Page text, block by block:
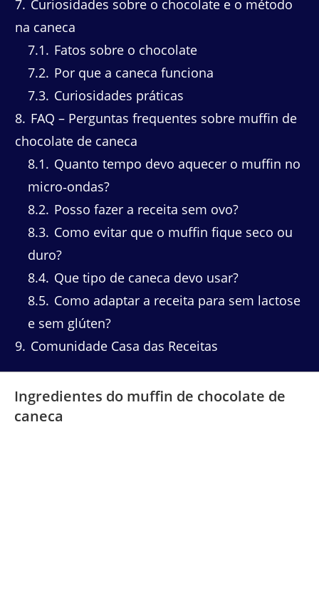
7 Curiosidades sobre o chocolate e o método
na caneca
7.1
Fatos sobre o chocolate
7.2 Por que a caneca funciona
7.3 Curiosidades práticas
8 FAQ – Perguntas frequentes sobre muffin de
chocolate de caneca
8.1
Quanto tempo devo aquecer o muffin no
micro‑ondas?
8.2 Posso fazer a receita sem ovo?
8.3 Como evitar que o muffin fique seco ou
duro?
8.4 Que tipo de caneca devo usar?
8.5 Como adaptar a receita para sem lactose
e sem glúten?
9 Comunidade Casa das Receitas
Ingredientes do muffin de chocolate de
caneca